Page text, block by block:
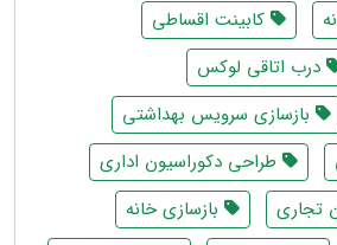
کابینت اقساطی
درب اتاقی لوکس
بازسازی سرویس بهداشتی
طراحی دکوراسیون اداری
تجاری
بازسازی خانه